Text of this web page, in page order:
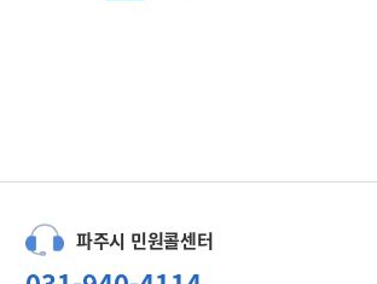
파주시 민원콜센터